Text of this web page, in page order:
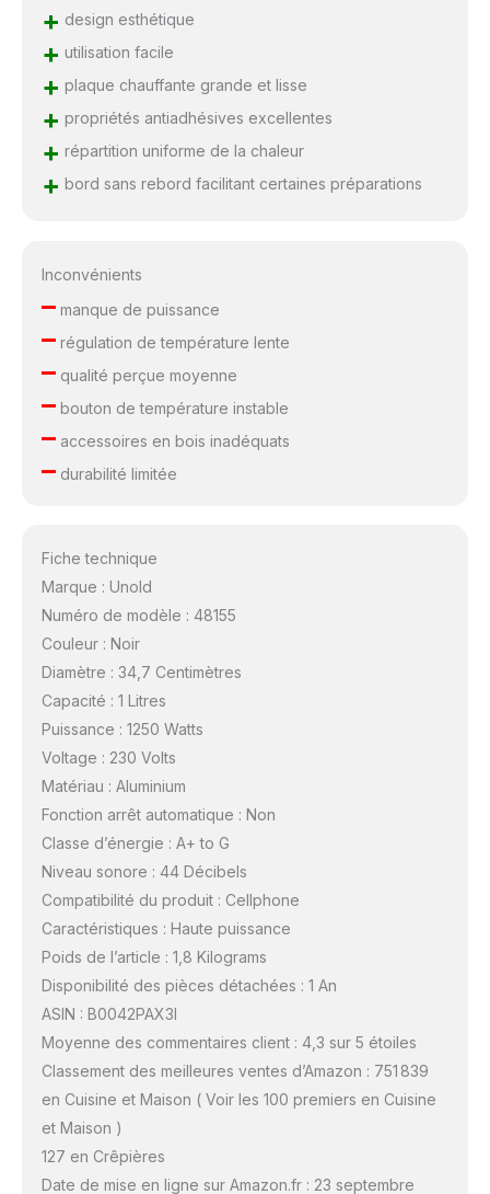
+ design esthétique
+ utilisation facile
+ plaque chauffante grande et lisse
+ propriétés antiadhésives excellentes
+ répartition uniforme de la chaleur
+ bord sans rebord facilitant certaines préparations
Inconvénients
–manque de puissance
–régulation de température lente
–qualité perçue moyenne
–bouton de température instable
–accessoires en bois inadéquats
–durabilité limitée
Fiche technique
Marque : Unold
Numéro de modèle : 48155
Couleur : Noir
Diamètre : 34,7 Centimètres
Capacité : 1 Litres
Puissance : 1250 Watts
Voltage : 230 Volts
Matériau : Aluminium
Fonction arrêt automatique : Non
Classe d’énergie : A+ to G
Niveau sonore : 44 Décibels
Compatibilité du produit : Cellphone
Caractéristiques : Haute puissance
Poids de l’article : 1,8 Kilograms
Disponibilité des pièces détachées : 1 An
ASIN : B0042PAX3I
Moyenne des commentaires client : 4,3 sur 5 étoiles
Classement des meilleures ventes d’Amazon : 751 839
en Cuisine et Maison ( Voir les 100 premiers en Cuisine
et Maison )
127 en Crêpières
Date de mise en ligne sur Amazon.fr : 23 septembre